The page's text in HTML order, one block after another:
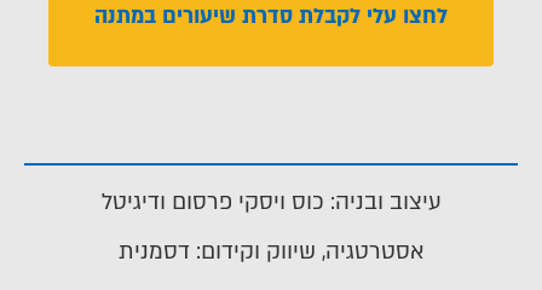
לחצו עלי לקבלת סדרת שיעורים במתנה
עיצוב ובניה: כוס ויסקי פרסום ודיגיטל
אסטרטגיה, שיווק וקידום: דסמנית